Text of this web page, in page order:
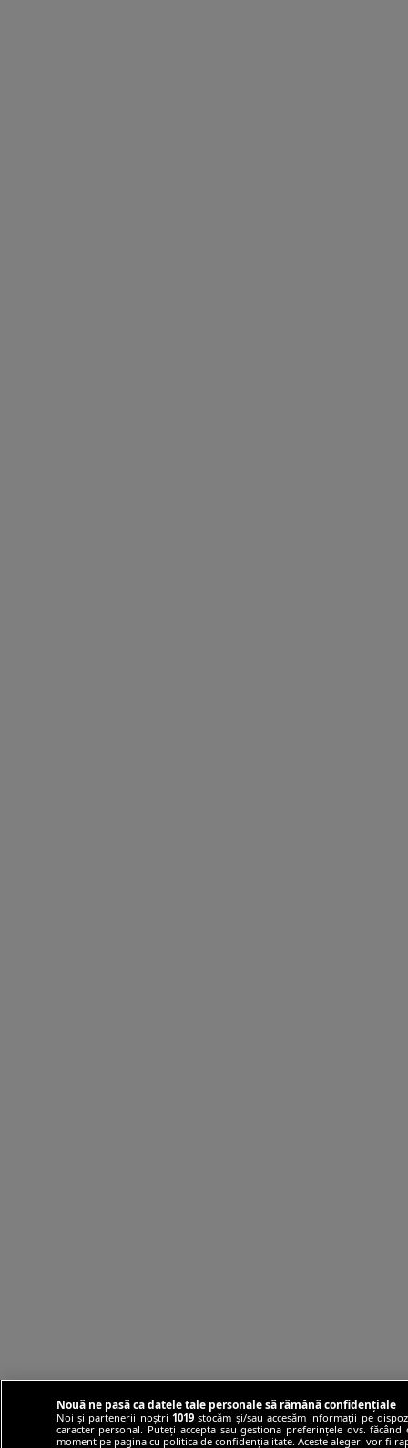
Nouă ne pasă ca datele tale personale să rămână confidențiale
Noi și partenerii noștri1019 stocăm și/sau accesăm informații pe
caracter personal. Puteți accepta sau gestiona preferințele dvs.
moment pe pagina cu politica de confidențialitate. Aceste alegeri vor fi